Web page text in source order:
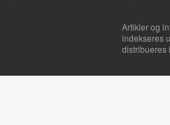
Artikler og
indekseres
distribueres